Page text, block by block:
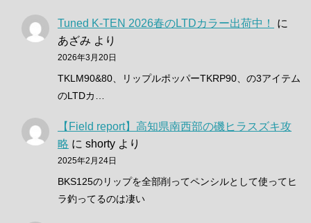
Tuned K-TEN 2026春のLTDカラー出荷中！
に
あざみ より
2026年3月20日
TKLM90&80、リップルポッパーTKRP90、の3アイテム
のLTDカ…
【Field report】高知県南西部の磯ヒラスズキ攻
略 に shorty より
2025年2月24日
BKS125のリップを全部削ってペンシルとして使ってヒ
ラ釣ってるのは凄い